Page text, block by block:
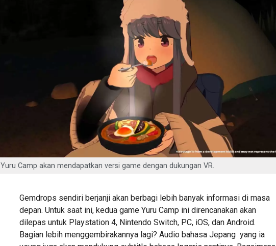
Yuru Camp akan mendapatkan versi game dengan dukungan VR.
Gemdrops sendiri berjanji akan berbagi lebih banyak informasi di masa
depan. Untuk saat ini, kedua game Yuru Camp ini direncanakan akan
dilepas untuk Playstation 4, Nintendo Switch, PC, iOS, dan Android.
Bagian lebih menggembirakannya lagi? Audio bahasa Jepang yang ia